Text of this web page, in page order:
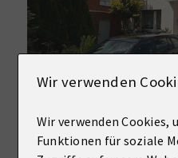
59269 Beckum
Wir verwenden
Wir verwenden Cookies,
Funktionen für soziale